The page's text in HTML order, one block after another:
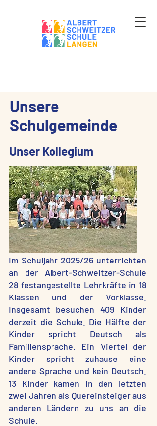
Unsere
Schulgemeinde
Unser Kollegium
Im Schuljahr 2025/26 unterrichten
an der Albert-Schweitzer-Schule
28 festangestellte Lehrkräfte in 18
Klassen und der Vorklasse.
Insgesamt besuchen 409 Kinder
derzeit die Schule. Die Hälfte der
Kinder spricht Deutsch als
Familiensprache. Ein Viertel der
Kinder spricht zuhause eine
andere Sprache und kein Deutsch.
13 Kinder kamen in den letzten
zwei Jahren als Quereinsteiger aus
anderen Ländern zu uns an die
Schule.